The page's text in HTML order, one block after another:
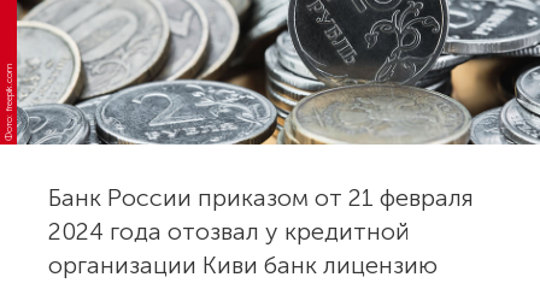
Фото: freepik.com
Банк России приказом от 21 февраля
2024 года отозвал у кредитной
организации Киви банк лицензию